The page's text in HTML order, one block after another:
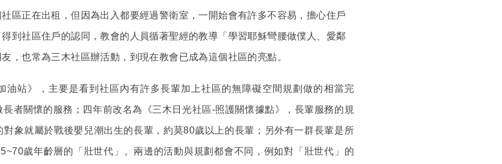
區正在出租，但因為出入都要經過警衛室，一開始會有許多不容易，擔心住戶
到社區住戶的認同，教會的人員循著聖經的教導「學習耶穌彎腰做僕人、愛鄰
，也常為三木社區辦活動，到現在教會已成為這個社區的亮點。
油站》，主要是看到社區內有許多長輩加上社區的無障礙空間規劃做的相當完
者關懷的服務；四年前改名為《三木日光社區-照護關懷據點》，長輩服務的規
象就屬於戰後嬰兒潮出生的長輩，約莫80歲以上的長輩；另外有一群長輩是所
歲年齡層的「壯世代」。兩邊的活動與規劃都會不同，例如對「壯世代」的